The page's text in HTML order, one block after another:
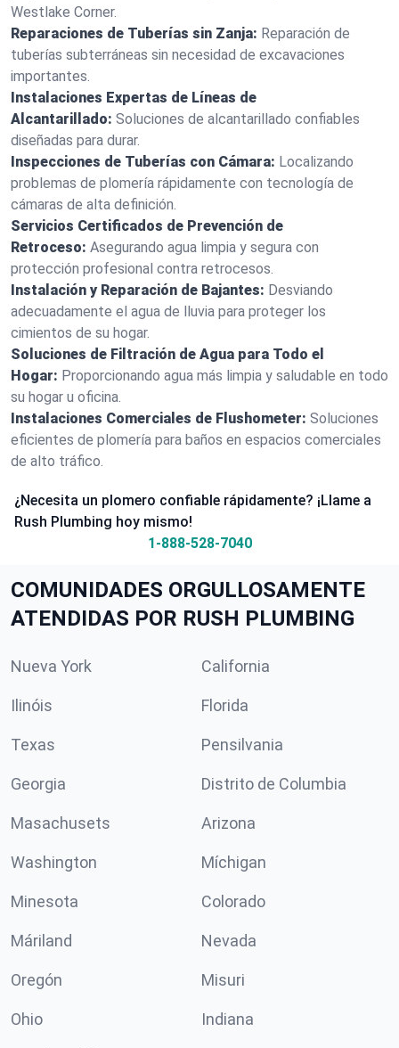
Westlake Corner.
Reparaciones de Tuberías sin Zanja: Reparación de
tuberías subterráneas sin necesidad de excavaciones
importantes.
Instalaciones Expertas de Líneas de
Alcantarillado: Soluciones de alcantarillado confiables
diseñadas para durar.
Inspecciones de Tuberías con Cámara: Localizando
problemas de plomería rápidamente con tecnología de
cámaras de alta definición.
Servicios Certificados de Prevención de
Retroceso: Asegurando agua limpia y segura con
protección profesional contra retrocesos.
Instalación y Reparación de Bajantes: Desviando
adecuadamente el agua de lluvia para proteger los
cimientos de su hogar.
Soluciones de Filtración de Agua para Todo el
Hogar: Proporcionando agua más limpia y saludable en todo
su hogar u oficina.
Instalaciones Comerciales de Flushometer: Soluciones
eficientes de plomería para baños en espacios comerciales
de alto tráfico.
¿Necesita un plomero confiable rápidamente? ¡Llame a
Rush Plumbing hoy mismo!
1-888-528-7040
COMUNIDADES ORGULLOSAMENTE
ATENDIDAS POR RUSH PLUMBING
Nueva York California
Ilinóis Florida
Texas Pensilvania
Georgia Distrito de Columbia
Masachusets Arizona
Washington Míchigan
Minesota Colorado
Máriland Nevada
Oregón Misuri
Ohio Indiana